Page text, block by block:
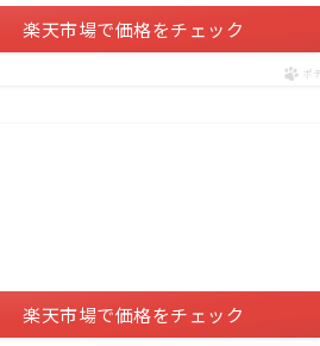
楽天市場で価格をチェック
ポ
楽天市場で価格をチェック